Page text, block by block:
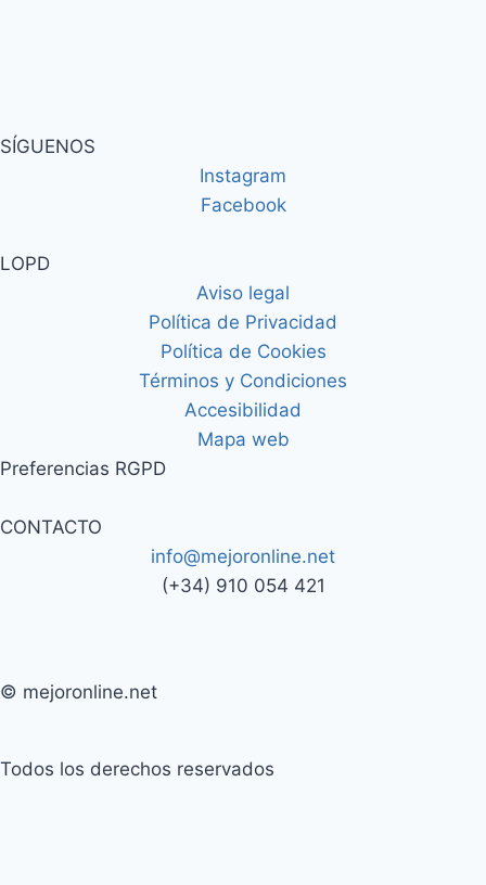
SÍGUENOS
Instagram
Facebook
LOPD
Aviso legal
Política de Privacidad
Política de Cookies
Términos y Condiciones
Accesibilidad
Mapa web
Preferencias RGPD
CONTACTO
info@mejoronline.net
(+34) 910 054 421
© mejoronline.net
Todos los derechos reservados